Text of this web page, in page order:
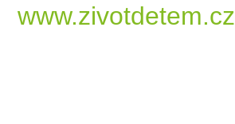
www.zivotdetem.cz